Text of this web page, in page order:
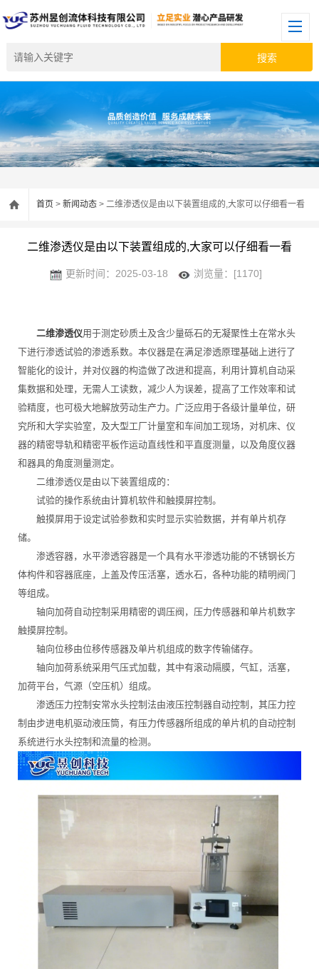
首页 > 新闻动态 > 二维渗透仪是由以下装置组成的,大家可以仔细看一看
二维渗透仪是由以下装置组成的,大家可以仔细看一看
更新时间：2025-03-18 浏览量：[1170]
二维渗透仪用于测定砂质土及含少量砾石的无凝聚性土在常水头
下进行渗透试验的渗透系数。本仪器是在满足渗透原理基础上进行了
智能化的设计，并对仪器的构造做了改进和提高，利用计算机自动采
集数据和处理，无需人工读数，减少人为误差，提高了工作效率和试
验精度，也可极大地解放劳动生产力。广泛应用于各级计量单位，研
究所和大学实验室，及大型工厂计量室和车间加工现场，对机床、仪
器的精密导轨和精密平板作运动直线性和平直度测量，以及角度仪器
和器具的角度测量测定。
二维渗透仪是由以下装置组成的：
试验的操作系统由计算机软件和触摸屏控制。
触摸屏用于设定试验参数和实时显示实验数据，并有单片机存
储。
渗透容器，水平渗透容器是一个具有水平渗透功能的不锈钢长方
体构件和容器底座，上盖及传压活塞，透水石，各种功能的精明阀门
等组成。
轴向加荷自动控制采用精密的调压阀，压力传感器和单片机数字
触摸屏控制。
轴向位移由位移传感器及单片机组成的数字传输储存。
轴向加荷系统采用气压式加载，其中有滚动隔膜，气缸，活塞，
加荷平台，气源（空压机）组成。
渗透压力控制安常水头控制法由液压控制器自动控制，其压力控
制由步进电机驱动液压筒，有压力传感器所组成的单片机的自动控制
系统进行水头控制和流量的检测。